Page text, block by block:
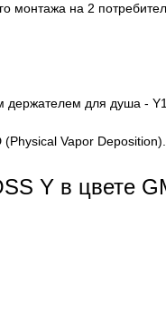
монтажа на 2
держателем для душа -
(Physical Vapor Deposition).
Y в цвете